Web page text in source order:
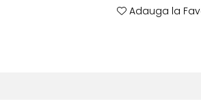
Adauga la